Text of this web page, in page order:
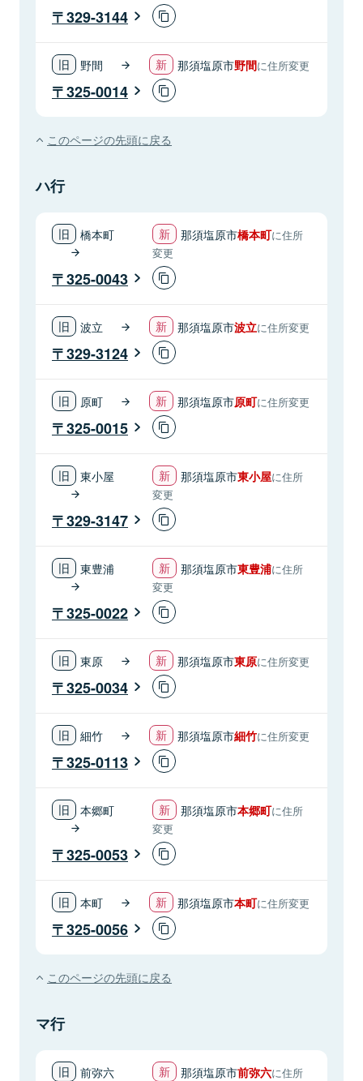
329-3144
野間 那須塩原市野間に住所変更
325-0014
このページの先頭に戻る
ハ行
橋本町 那須塩原市橋本町に住所
変更
325-0043
波立 那須塩原市波立に住所変更
329-3124
原町 那須塩原市原町に住所変更
325-0015
東小屋 那須塩原市東小屋に住所
変更
329-3147
東豊浦 那須塩原市東豊浦に住所
変更
325-0022
東原 那須塩原市東原に住所変更
325-0034
細竹 那須塩原市細竹に住所変更
325-0113
本郷町 那須塩原市本郷町に住所
変更
325-0053
本町 那須塩原市本町に住所変更
325-0056
このページの先頭に戻る
マ行
前弥六 那須塩原市前弥六に住所